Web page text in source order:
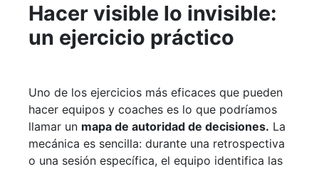
Hacer visible lo invisible:
un ejercicio práctico
Uno de los ejercicios más eficaces que pueden
hacer equipos y coaches es lo que podríamos
llamar un mapa de autoridad de decisiones. La
mecánica es sencilla: durante una retrospectiva
o una sesión específica, el equipo identifica las